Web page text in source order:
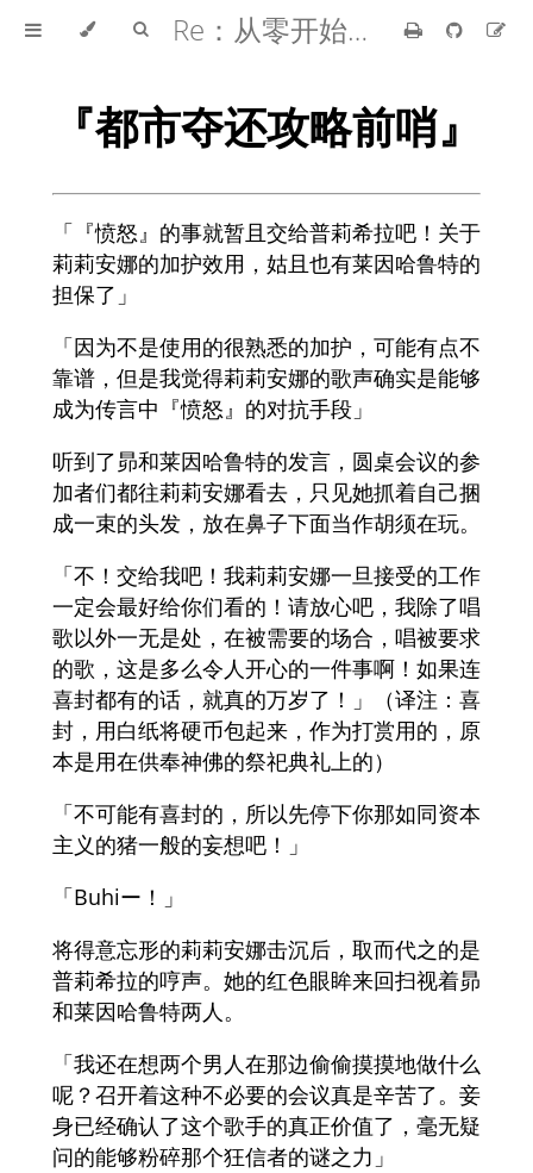
Re：从零开始的异世界生活
『都市夺还攻略前哨』
「『愤怒』的事就暂且交给普莉希拉吧！关于
莉莉安娜的加护效用，姑且也有莱因哈鲁特的
担保了」
「因为不是使用的很熟悉的加护，可能有点不
靠谱，但是我觉得莉莉安娜的歌声确实是能够
成为传言中『愤怒』的对抗手段」
听到了昴和莱因哈鲁特的发言，圆桌会议的参
加者们都往莉莉安娜看去，只见她抓着自己捆
成一束的头发，放在鼻子下面当作胡须在玩。
「不！交给我吧！我莉莉安娜一旦接受的工作
一定会最好给你们看的！请放心吧，我除了唱
歌以外一无是处，在被需要的场合，唱被要求
的歌，这是多么令人开心的一件事啊！如果连
喜封都有的话，就真的万岁了！」（译注：喜
封，用白纸将硬币包起来，作为打赏用的，原
本是用在供奉神佛的祭祀典礼上的）
「不可能有喜封的，所以先停下你那如同资本
主义的猪一般的妄想吧！」
「Buhiー！」
将得意忘形的莉莉安娜击沉后，取而代之的是
普莉希拉的哼声。她的红色眼眸来回扫视着昴
和莱因哈鲁特两人。
「我还在想两个男人在那边偷偷摸摸地做什么
呢？召开着这种不必要的会议真是辛苦了。妾
身已经确认了这个歌手的真正价值了，毫无疑
问的能够粉碎那个狂信者的谜之力」